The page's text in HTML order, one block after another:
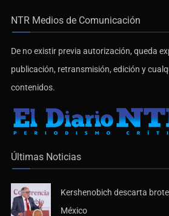
NTR Medios de Comunicación
De no existir previa autorización, queda
publicación, retransmisión, edición y
contenidos.
Últimas Noticias
Kershenobich descarta
México